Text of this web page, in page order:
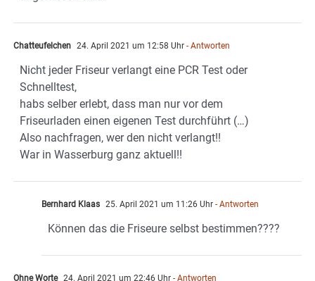
Chatteufelchen 24. April 2021 um 12:58 Uhr - Antworten
Nicht jeder Friseur verlangt eine PCR Test oder
Schnelltest,
habs selber erlebt, dass man nur vor dem
Friseurladen einen eigenen Test durchführt (…)
Also nachfragen, wer den nicht verlangt!!
War in Wasserburg ganz aktuell!!
Bernhard Klaas 25. April 2021 um 11:26 Uhr - Antworten
Können das die Friseure selbst bestimmen????
Ohne Worte 24. April 2021 um 22:46 Uhr - Antworten